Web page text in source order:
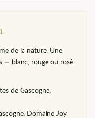
de la nature. Une
— blanc, rouge ou rosé
de Gascogne,
Domaine Joy